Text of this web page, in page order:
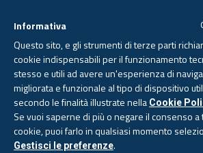
Venerdì, 7 agosto 2026 -
Informativa
Questo sito, e gli strumenti di terze parti
cookie indispensabili per il funzionamento
stesso e utili ad avere un'esperienza di
migliorata e funzionale al tipo di dispositivo
secondo le finalità illustrate nella Cookie
Se vuoi saperne di più o negare il consenso a
cookie, puoi farlo in qualsiasi momento
Gestisci le preferenze.